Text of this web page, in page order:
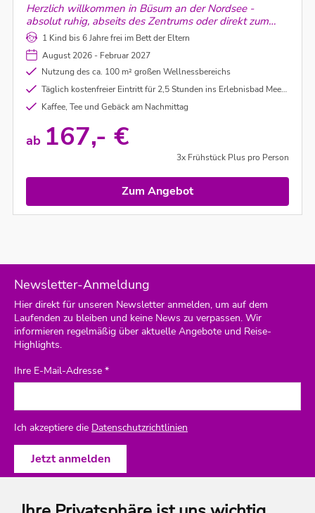
Herzlich willkommen in Büsum an der Nordsee -
absolut ruhig, abseits des Zentrums oder direkt zum
Hafen, der vor der Tür liegt.
1 Kind bis 6 Jahre frei im Bett der Eltern
August 2026 - Februar 2027
Nutzung des ca. 100 m² großen Wellnessbereichs
Täglich kostenfreier Eintritt für 2,5 Stunden ins Erlebnisbad Meerzeit (nur im Zeitraum 01.03.26 - 30.04.26 und 01.11.26 - 27.02.27)
Kaffee, Tee und Gebäck am Nachmittag
ab 167,- €
3x Frühstück Plus pro Person
Zum Angebot
Newsletter-Anmeldung
Hier direkt für unseren Newsletter anmelden, um auf dem
Laufenden zu bleiben und keine News zu verpassen. Wir
informieren regelmäßig über aktuelle Angebote und Reise-
Highlights.
Ihre E-Mail-Adresse *
Ich akzeptiere die Datenschutzrichtlinien